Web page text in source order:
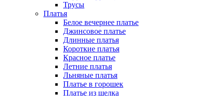
Трусы
Платья
Белое вечернее платье
Джинсовое платье
Длинные платья
Короткие платья
Красное платье
Летние платья
Льняные платья
Платье в горошек
Платье из шелка